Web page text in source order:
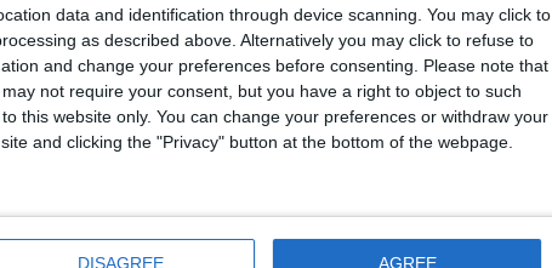
data and identification through device scanning. You may click to
as described above. Alternatively you may click to refuse to
and change your preferences before consenting.
Please note that
not require your consent, but you have a right to object to such
this website only. You can change your preferences or withdraw your
and clicking the "Privacy" button at the bottom of the webpage.
DISAGREE AGREE
?
25M€
?